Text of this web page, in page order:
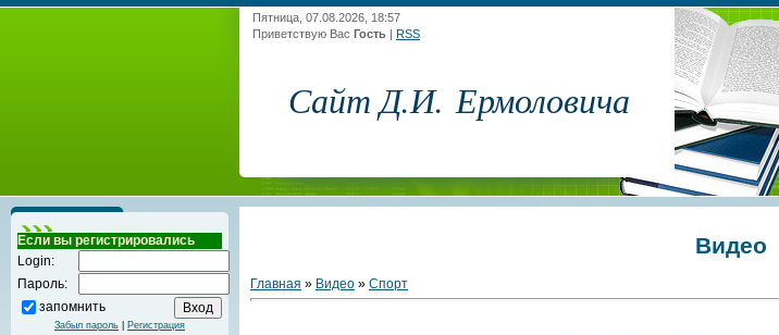
Пятница, 07.08.2026, 18:57
Приветствую Вас Гость | RSS
Сайт Д.И. Ермоловича
Если вы регистрировались
Login:
Пароль:
запомнить
Забыл пароль Регистрация
Видео
Главная » Видео » Спорт